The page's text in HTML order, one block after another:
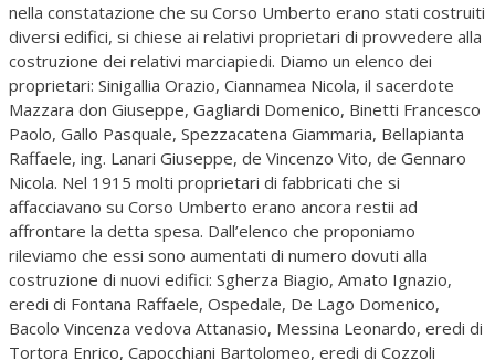
nella constatazione che su Corso Umberto erano stati costruiti
diversi edifici, si chiese ai relativi proprietari di provvedere alla
costruzione dei relativi marciapiedi. Diamo un elenco dei
proprietari: Sinigallia Orazio, Ciannamea Nicola, il sacerdote
Mazzara don Giuseppe, Gagliardi Domenico, Binetti Francesco
Paolo, Gallo Pasquale, Spezzacatena Giammaria, Bellapianta
Raffaele, ing. Lanari Giuseppe, de Vincenzo Vito, de Gennaro
Nicola. Nel 1915 molti proprietari di fabbricati che si
affacciavano su Corso Umberto erano ancora restii ad
affrontare la detta spesa. Dall’elenco che proponiamo
rileviamo che essi sono aumentati di numero dovuti alla
costruzione di nuovi edifici: Sgherza Biagio, Amato Ignazio,
eredi di Fontana Raffaele, Ospedale, De Lago Domenico,
Bacolo Vincenza vedova Attanasio, Messina Leonardo, eredi di
Tortora Enrico, Capocchiani Bartolomeo, eredi di Cozzoli